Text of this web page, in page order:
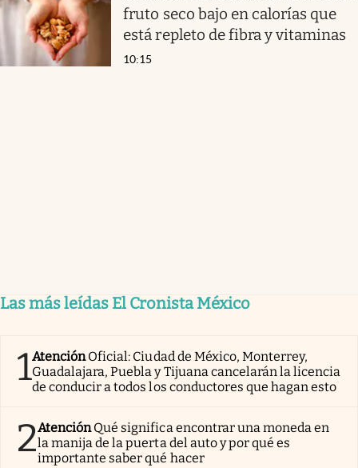
fruto seco bajo en calorías que
está repleto de fibra y vitaminas
10:15
Las más leídas El Cronista México
1AtenciónOficial: Ciudad de México, Monterrey,
Guadalajara, Puebla y Tijuana cancelarán la licencia
de conducir a todos los conductores que hagan esto
2AtenciónQué significa encontrar una moneda en
la manija de la puerta del auto y por qué es
importante saber qué hacer